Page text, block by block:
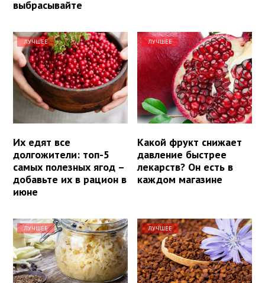
выбрасывайте
ЛУЧШЕЕ
Их едят все
долгожители: топ-5
самых полезных ягод –
добавьте их в рацион в
июне
ЛУЧШЕЕ
Какой фрукт снижает
давление быстрее
лекарств? Он есть в
каждом магазине
ЛУЧШЕЕ ЛУЧШЕЕ